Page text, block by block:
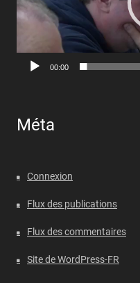
00:00
Méta
Connexion
Flux des publications
Flux des commentaires
Site de WordPress-FR